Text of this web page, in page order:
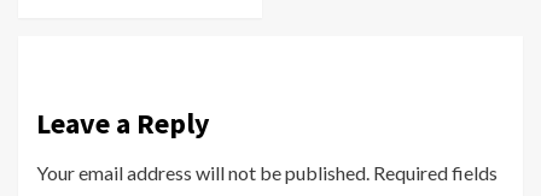
Leave a Reply
Your email address will not be published. Required fields